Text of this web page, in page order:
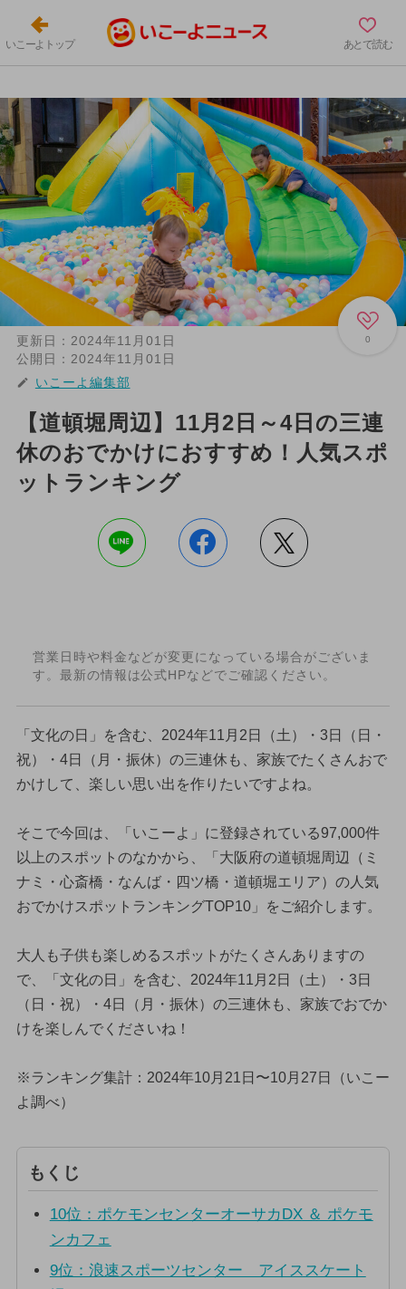
いこーよトップ あとで読む
0
更新日： 2024年11月01日
公開日： 2024年11月01日
いこーよ編集部
【道頓堀周辺】11月2日～4日の三連
休のおでかけにおすすめ！人気スポ
ットランキング
営業日時や料金などが変更になっている場合がございま
す。最新の情報は公式HPなどでご確認ください。
「文化の日」を含む、2024年11月2日（土）・3日（日・
祝）・4日（月・振休）の三連休も、家族でたくさんおで
かけして、楽しい思い出を作りたいですよね。
そこで今回は、「いこーよ」に登録されている97,000件
以上のスポットのなかから、「大阪府の道頓堀周辺（ミ
ナミ・心斎橋・なんば・四ツ橋・道頓堀エリア）の人気
おでかけスポットランキングTOP10」をご紹介します。
大人も子供も楽しめるスポットがたくさんありますの
で、「文化の日」を含む、2024年11月2日（土）・3日
（日・祝）・4日（月・振休）の三連休も、家族でおでか
けを楽しんでくださいね！
※ランキング集計：2024年10月21日〜10月27日（いこー
よ調べ）
もくじ
10位：ポケモンセンターオーサカDX ＆ ポケモ
ンカフェ
9位：浪速スポーツセンター アイススケート